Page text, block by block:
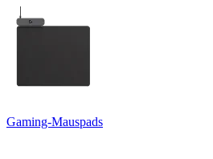
Gaming-Mauspads